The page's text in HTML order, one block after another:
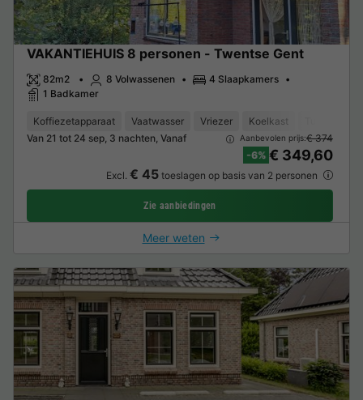
VAKANTIEHUIS 8 personen - Twentse Gent
82m2 8 Volwassenen
4 Slaapkamers
1 Badkamer
Koffiezetapparaat Vaatwasser Vriezer Koelkast
Van 21 tot 24 sep, 3 nachten, Vanaf
Aanbevolen prijs:€ 374
-6% € 349,60
Excl. € 45toeslagen op basis van 2 personen
Zie aanbiedingen
Meer weten